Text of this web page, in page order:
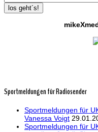
los geht´s!
Sportmeldungen für Radiosender
Sportmeldungen für
Vanessa Voigt
Sportmeldungen für